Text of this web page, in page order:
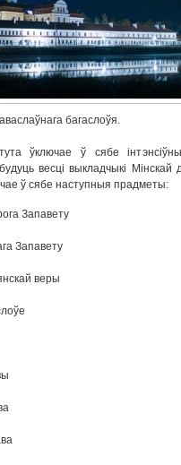
багаслоўя.
ўключае ў сябе
весці выкладчыкі
ў сябе наступныя прадметы:
Запавету
Запавету
веры